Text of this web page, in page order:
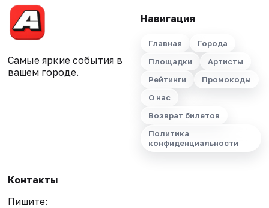
Самые яркие события в
вашем городе.
Навигация
Главная
Города
Площадки
Артисты
Рейтинги
Промокоды
О нас
Возврат билетов
Политика
конфиденциальности
Контакты
Пишите: